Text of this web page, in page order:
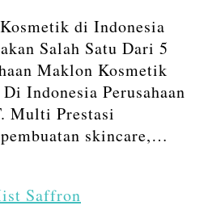
di Indonesia
Salah Satu Dari 5
Maklon Kosmetik
Indonesia Perusahaan
Multi Prestasi
skincare,…